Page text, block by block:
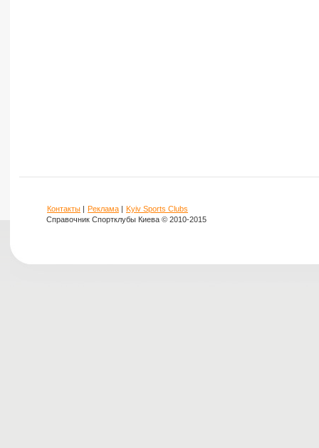
Контакты | Реклама | Kyiv Sports Clubs
Справочник Спортклубы Киева © 2010-2015